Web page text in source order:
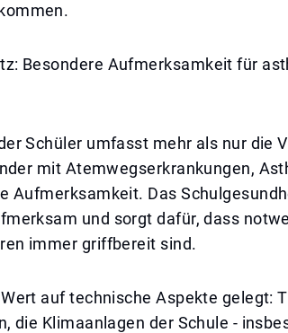
Besondere Aufmerksamkeit für
Schüler umfasst mehr als nur die
mit Atemwegserkrankungen,
Aufmerksamkeit. Das
und sorgt dafür, dass
immer griffbereit sind.
auf technische Aspekte gelegt:
die Klimaanlagen der Schule -